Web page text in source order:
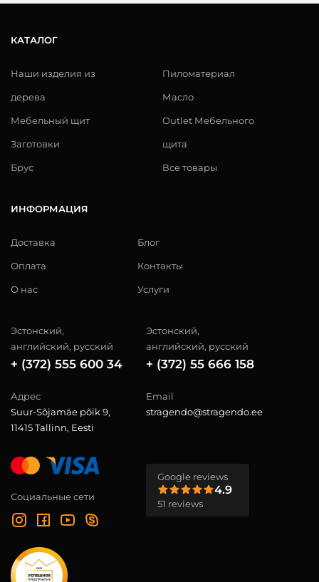
КАТАЛОГ
Наши изделия из
дерева
Мебельный щит
Заготовки
Брус
Пиломатериал
Масло
Outlet Мебельного
щита
Все товары
ИНФОРМАЦИЯ
Доставка
Оплата
О нас
Блог
Контакты
Услуги
Эстонский,
английский, русский
+ (372) 555 600 34
Эстонский,
английский, русский
+ (372) 55 666 158
Адрес
Suur-Sõjamäe põik 9,
11415 Tallinn, Eesti
Email
stragendo@stragendo.ee
Социальные сети
Google reviews
4.9
51 reviews